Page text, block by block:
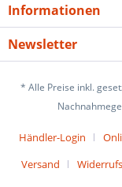
Informationen
Newsletter
* Alle Preise inkl.
Händler-Login
Versand